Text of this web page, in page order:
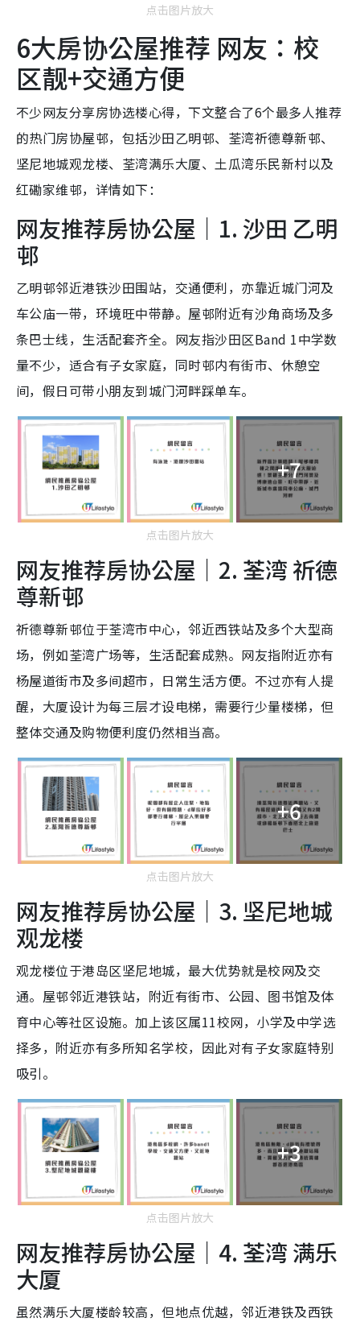
点击图片放大
6大房协公屋推荐 网友：校
区靓+交通方便
不少网友分享房协选楼心得，下文整合了6个最多人推荐
的热门房协屋邨，包括沙田乙明邨、荃湾祈德尊新邨、
坚尼地城观龙楼、荃湾满乐大厦、土瓜湾乐民新村以及
红磡家维邨，详情如下：
网友推荐房协公屋｜1. 沙田 乙明
邨
乙明邨邻近港铁沙田围站，交通便利，亦靠近城门河及
车公庙一带，环境旺中带静。屋邨附近有沙角商场及多
条巴士线，生活配套齐全。网友指沙田区Band 1中学数
量不少，适合有子女家庭，同时邨内有街市、休憩空
间，假日可带小朋友到城门河畔踩单车。
+7
点击图片放大
网友推荐房协公屋｜2. 荃湾 祈德
尊新邨
祈德尊新邨位于荃湾市中心，邻近西铁站及多个大型商
场，例如荃湾广场等，生活配套成熟。网友指附近亦有
杨屋道街市及多间超市，日常生活方便。不过亦有人提
醒，大厦设计为每三层才设电梯，需要行少量楼梯，但
整体交通及购物便利度仍然相当高。
+6
点击图片放大
网友推荐房协公屋｜3. 坚尼地城
观龙楼
观龙楼位于港岛区坚尼地城，最大优势就是校网及交
通。屋邨邻近港铁站，附近有街市、公园、图书馆及体
育中心等社区设施。加上该区属11校网，小学及中学选
择多，附近亦有多所知名学校，因此对有子女家庭特别
吸引。
+3
点击图片放大
网友推荐房协公屋｜4. 荃湾 满乐
大厦
虽然满乐大厦楼龄较高，但地点优越，邻近港铁及西铁